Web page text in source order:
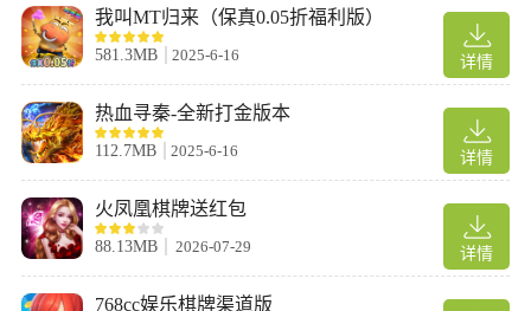
3.每日任务系统：游戏中有每日任务系统，完成任务可以获得额外
的奖励，让玩家可以更轻松地获取金币和道具。
4.多种游戏模式：游戏中有多种不同的游戏模式，包括经典模式、
闯关模式、比赛模式等，每种模式的挑战和乐趣不同，让玩家可以
选择自己喜欢的游戏模式进行挑战。
详情
我叫MT归来（保真0.05折福利版）
581.3MB 2025-6-16
详情
热血寻秦-全新打金版本
112.7MB 2025-6-16
详情
火凤凰棋牌送红包
88.13MB 2026-07-29
768cc娱乐棋牌渠道版